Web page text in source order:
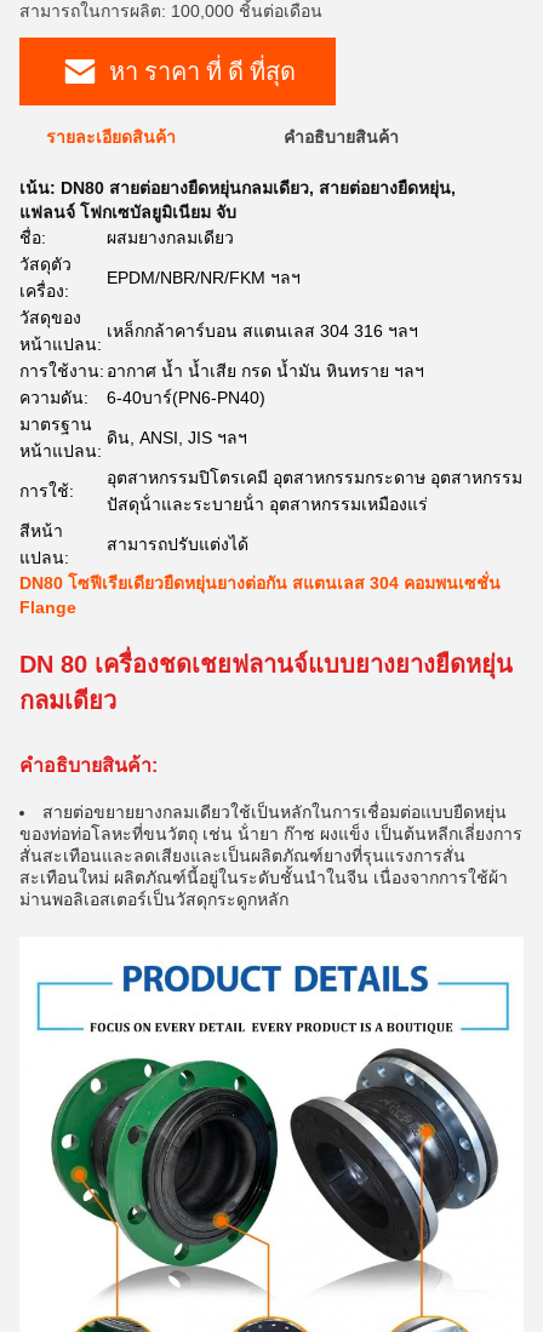
สามารถในการผลิต: 100,000 ชิ้นต่อเดือน
หา ราคา ที่ ดี ที่สุด
รายละเอียดสินค้า คําอธิบายสินค้า
เน้น: DN80 สายต่อยางยืดหยุ่นกลมเดียว, สายต่อยางยืดหยุ่น,
แฟลนจ์ โฟกเซบัลยูมิเนียม จับ
ชื่อ:
ผสมยางกลมเดียว
วัสดุตัว
เครื่อง:
EPDM/NBR/NR/FKM ฯลฯ
วัสดุของ
หน้าแปลน:
เหล็กกล้าคาร์บอน สแตนเลส 304 316 ฯลฯ
การใช้งาน: อากาศ น้ำ น้ำเสีย กรด น้ำมัน หินทราย ฯลฯ
ความดัน:
6-40บาร์(PN6-PN40)
มาตรฐาน
หน้าแปลน:
ดิน, ANSI, JIS ฯลฯ
การใช้:
อุตสาหกรรมปิโตรเคมี อุตสาหกรรมกระดาษ อุตสาหกรรม
ปัสดุน้ําและระบายน้ํา อุตสาหกรรมเหมืองแร่
สีหน้า
แปลน:
สามารถปรับแต่งได้
DN80 โซฟีเรียเดียวยืดหยุ่นยางต่อกัน สแตนเลส 304 คอมพนเซชั่น
Flange
DN 80 เครื่องชดเชยฟลานจ์แบบยางยางยืดหยุ่น
กลมเดียว
คําอธิบายสินค้า:
สายต่อขยายยางกลมเดียวใช้เป็นหลักในการเชื่อมต่อแบบยืดหยุ่น
ของท่อท่อโลหะที่ขนวัตถุ เช่น น้ํายา ก๊าซ ผงแข็ง เป็นต้นหลีกเลี่ยงการ
สั่นสะเทือนและลดเสียงและเป็นผลิตภัณฑ์ยางที่รุนแรงการสั่น
สะเทือนใหม่ ผลิตภัณฑ์นี้อยู่ในระดับชั้นนําในจีน เนื่องจากการใช้ผ้า
ม่านพอลิเอสเตอร์เป็นวัสดุกระดูกหลัก